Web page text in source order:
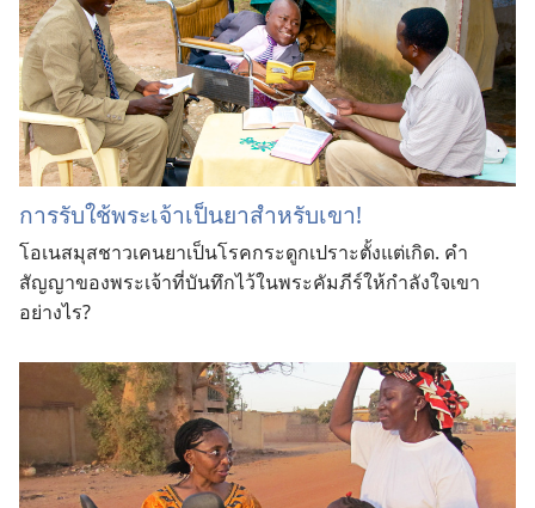
การรับใช้พระเจ้าเป็นยาสำหรับเขา!
โอเนสมุสชาวเคนยาเป็นโรคกระดูกเปราะตั้งแต่เกิด. คำ
สัญญาของพระเจ้าที่บันทึกไว้ในพระคัมภีร์ให้กำลังใจเขา
อย่างไร?